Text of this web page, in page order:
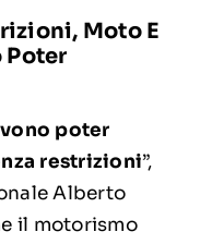
Moto E
Poter
poter
restrizioni”,
Alberto
il motorismo